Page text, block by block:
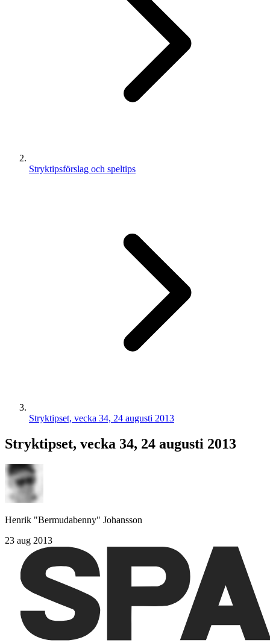
Stryktipsförslag och speltips
Stryktipset, vecka 34, 24 augusti 2013
Stryktipset, vecka 34, 24 augusti 2013
Henrik "Bermudabenny" Johansson
23 aug 2013